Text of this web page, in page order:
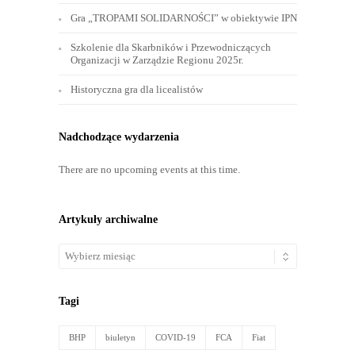
Gra „TROPAMI SOLIDARNOŚCI” w obiektywie IPN
Szkolenie dla Skarbników i Przewodniczących
Organizacji w Zarządzie Regionu 2025r.
Historyczna gra dla licealistów
Nadchodzące wydarzenia
There are no upcoming events at this time.
Artykuły archiwalne
Artykuły
Tagi
BHP biuletyn COVID-19 FCA Fiat